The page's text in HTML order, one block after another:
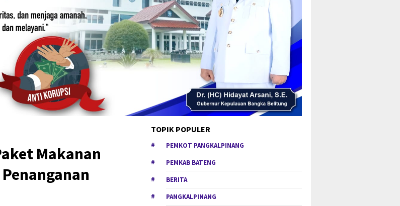
Makanan
TOPIK POPULER
PEMKOT PANGKALPINANG
PEMKAB BATENG
BERITA
PANGKALPINANG